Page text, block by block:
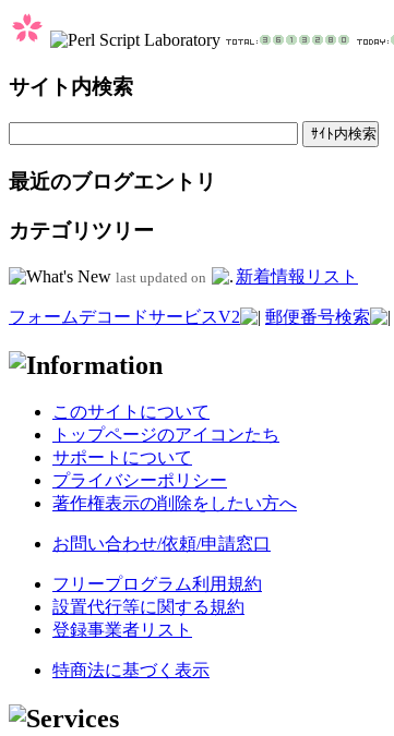
サイト内検索
最近のブログエントリ
カテゴリツリー
last updated on 新着情報リスト
フォームデコードサービスV2 郵便番号検索
このサイトについて
トップページのアイコンたち
サポートについて
プライバシーポリシー
著作権表示の削除をしたい方へ
お問い合わせ/依頼/申請窓口
フリープログラム利用規約
設置代行等に関する規約
登録事業者リスト
特商法に基づく表示